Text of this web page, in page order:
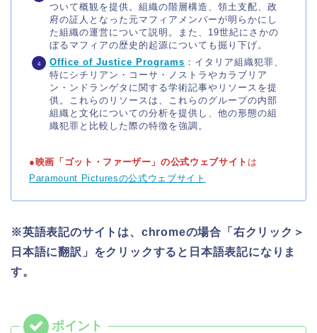
ついて概観を提供。組織の階層構造、領土支配、政
府の証人となった元マフィアメンバーが明らかにし
た組織の運営について説明。また、19世紀にさかの
ぼるマフィアの歴史的起源についても掘り下げ​ ​。
Office of Justice Programs ：イタリア組織犯罪、
特にシチリアン・コーサ・ノストラやカラブリア
ン・ンドランゲタに関する学術記事やリソースを提
供。これらのリソースは、これらのグループの内部
組織と文化についての分析を提供し、他の形態の組
織犯罪と比較した際の特徴を強調​ ​。
●映画「ゴット・ファーザー」の公式ウェブサイト は
Paramount Picturesの公式ウェブサイト
※英語表記のサイトは、chromeの場合「右クリック＞
日本語に翻訳」をクリックすると日本語表記になりま
す。